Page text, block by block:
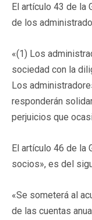
El artículo 43 de la
de los
«(1) Los
sociedad con la
Los
responderán
perjuicios que
El artículo 46 de la
socios», es del
«Se someterá al
de las cuentas